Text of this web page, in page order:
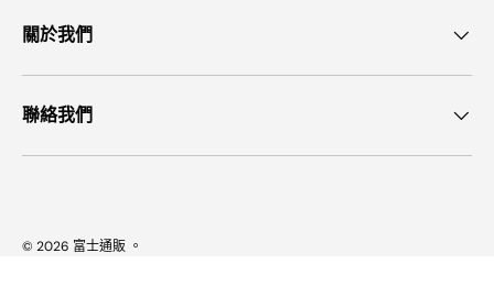
關於我們
聯絡我們
© 2026 富士通販 。